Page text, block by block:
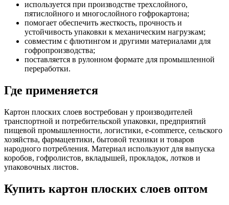
используется при производстве трехслойного,
пятислойного и многослойного гофрокартона;
помогает обеспечить жесткость, прочность и
устойчивость упаковки к механическим нагрузкам;
совместим с флютингом и другими материалами для
гофропроизводства;
поставляется в рулонном формате для промышленной
переработки.
Где применяется
Картон плоских слоев востребован у производителей
транспортной и потребительской упаковки, предприятий
пищевой промышленности, логистики, e-commerce, сельского
хозяйства, фармацевтики, бытовой техники и товаров
народного потребления. Материал используют для выпуска
коробов, гофролистов, вкладышей, прокладок, лотков и
упаковочных листов.
Купить картон плоских слоев оптом